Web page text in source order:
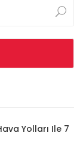
Yolları Ile 7